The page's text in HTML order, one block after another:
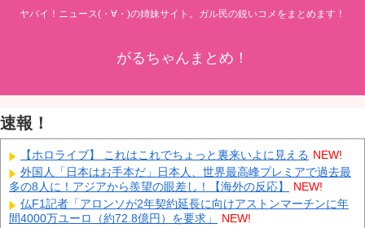
ヤバイ！ニュース(・∀・)の姉妹サイト。ガル民の鋭いコメをまとめます！
がるちゃんまとめ！
速報！
【ホロライブ】 これはこれでちょっと裏来いよに見える NEW!
外国人「日本はお手本だ」日本人、世界最高峰プレミアで過去最
多の8人に！アジアから羨望の眼差し！【海外の反応】
NEW!
仏F1記者「アロンソが2年契約延長に向けアストンマーチンに年
間4000万ユーロ（約72.8億円）を要求」
NEW!